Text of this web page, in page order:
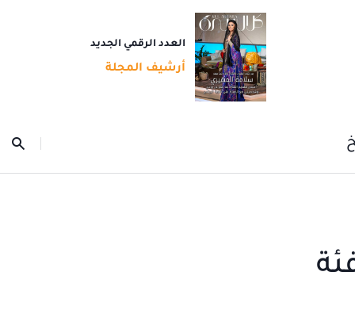
العدد الرقمي الجديد
أرشيف المجلة